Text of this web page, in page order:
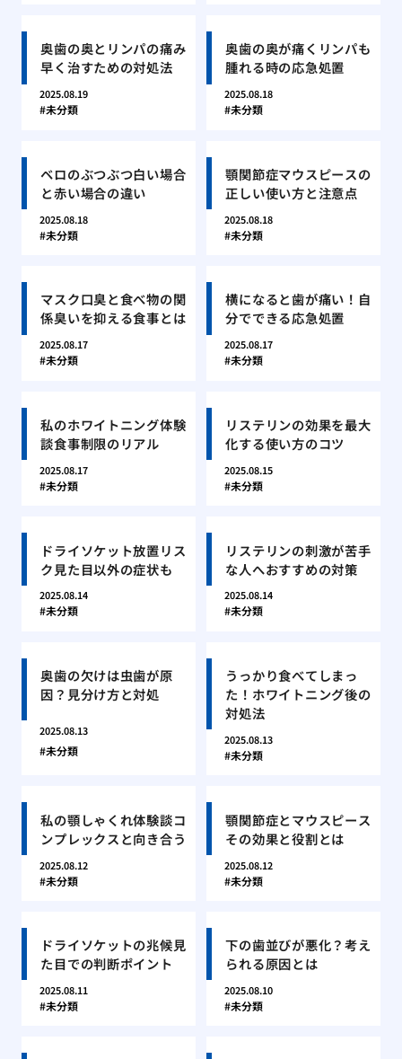
奥歯の奥とリンパの痛み
早く治すための対処法
2025.08.19
未分類
奥歯の奥が痛くリンパも
腫れる時の応急処置
2025.08.18
未分類
ベロのぶつぶつ白い場合
と赤い場合の違い
2025.08.18
未分類
顎関節症マウスピースの
正しい使い方と注意点
2025.08.18
未分類
マスク口臭と食べ物の関
係臭いを抑える食事とは
2025.08.17
未分類
横になると歯が痛い！自
分でできる応急処置
2025.08.17
未分類
私のホワイトニング体験
談食事制限のリアル
2025.08.17
未分類
リステリンの効果を最大
化する使い方のコツ
2025.08.15
未分類
ドライソケット放置リス
ク見た目以外の症状も
2025.08.14
未分類
リステリンの刺激が苦手
な人へおすすめの対策
2025.08.14
未分類
奥歯の欠けは虫歯が原
因？見分け方と対処
2025.08.13
未分類
うっかり食べてしまっ
た！ホワイトニング後の
対処法
2025.08.13
未分類
私の顎しゃくれ体験談コ
ンプレックスと向き合う
2025.08.12
未分類
顎関節症とマウスピース
その効果と役割とは
2025.08.12
未分類
ドライソケットの兆候見
た目での判断ポイント
2025.08.11
未分類
下の歯並びが悪化？考え
られる原因とは
2025.08.10
未分類